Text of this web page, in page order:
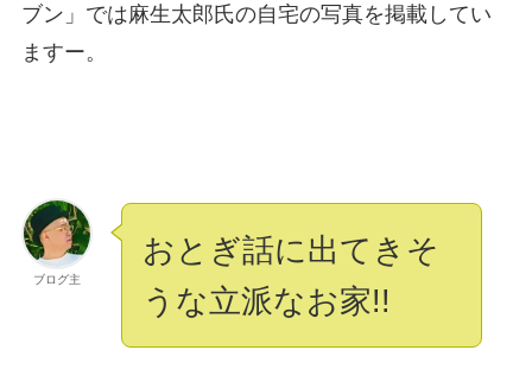
ブン」では麻生太郎氏の自宅の写真を掲載してい
ますー。
ブログ主
おとぎ話に出てきそ
うな立派なお家!!